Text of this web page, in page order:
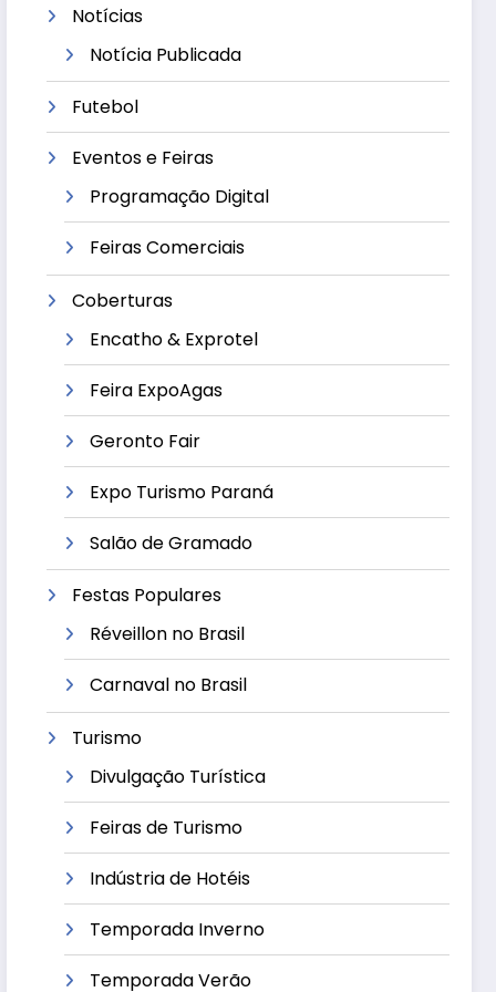
Notícias
Notícia Publicada
Futebol
Eventos e Feiras
Programação Digital
Feiras Comerciais
Coberturas
Encatho & Exprotel
Feira ExpoAgas
Geronto Fair
Expo Turismo Paraná
Salão de Gramado
Festas Populares
Réveillon no Brasil
Carnaval no Brasil
Turismo
Divulgação Turística
Feiras de Turismo
Indústria de Hotéis
Temporada Inverno
Temporada Verão